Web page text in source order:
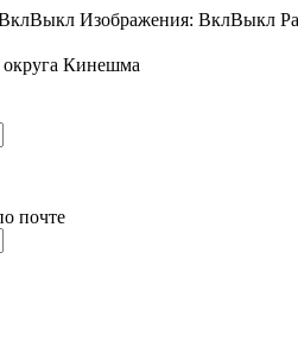
Выкл Изображения: ВклВыкл
округа Кинешма
почте